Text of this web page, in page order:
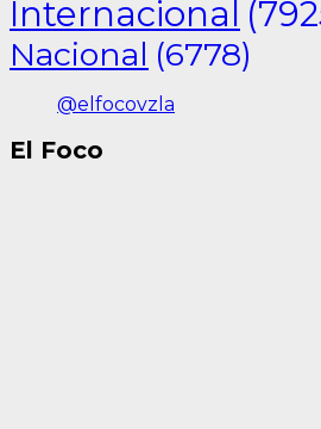
Internacional
Nacional (6778)
@elfocovzla
El Foco